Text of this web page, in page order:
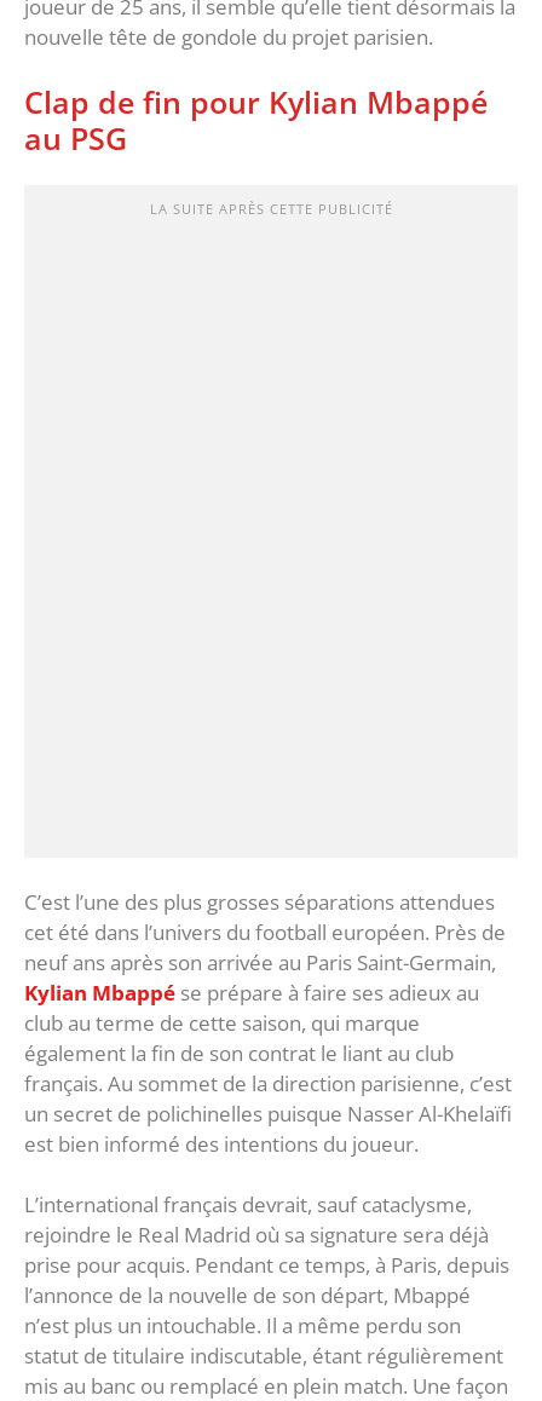
joueur de 25 ans, il semble qu’elle tient désormais la
nouvelle tête de gondole du projet parisien.
Clap de fin pour Kylian Mbappé
au PSG
LA SUITE APRÈS CETTE PUBLICITÉ
C’est l’une des plus grosses séparations attendues
cet été dans l’univers du football européen. Près de
neuf ans après son arrivée au Paris Saint-Germain,
Kylian Mbappé se prépare à faire ses adieux au
club au terme de cette saison, qui marque
également la fin de son contrat le liant au club
français. Au sommet de la direction parisienne, c’est
un secret de polichinelles puisque Nasser Al-Khelaïfi
est bien informé des intentions du joueur.
L’international français devrait, sauf cataclysme,
rejoindre le Real Madrid où sa signature sera déjà
prise pour acquis. Pendant ce temps, à Paris, depuis
l’annonce de la nouvelle de son départ, Mbappé
n’est plus un intouchable. Il a même perdu son
statut de titulaire indiscutable, étant régulièrement
mis au banc ou remplacé en plein match. Une façon